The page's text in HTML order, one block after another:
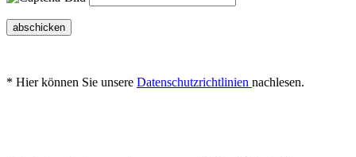
abschicken
* Hier können Sie unsere Datenschutzrichtlinien nachlesen.